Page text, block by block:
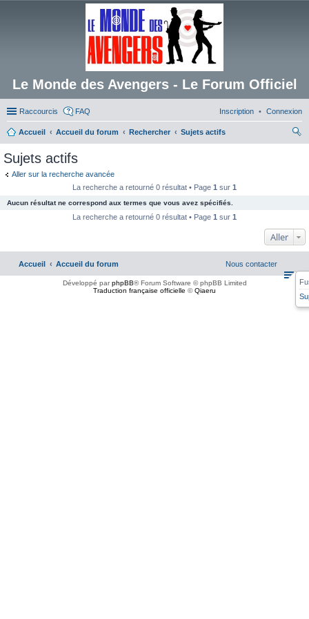
Le Monde des Avengers - Le Forum Officiel
Raccourcis FAQ Connexion
Inscription
Accueil Accueil du forum Rechercher
Sujets actifs
Sujets actifs
Aller sur la recherche avancée
La recherche a retourné 0 résultat • Page 1 sur 1
Aucun résultat ne correspond aux termes que vous avez spécifiés.
La recherche a retourné 0 résultat • Page 1 sur 1
Aller
Accueil Accueil du forum Nous contacter
Développé parphpBB® Forum Software © phpBB Limited
Traduction française officielle ©Qiaeru